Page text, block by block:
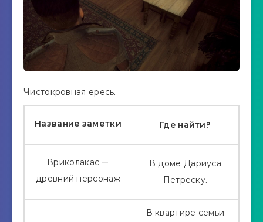
Чистокровная ересь.
Название заметки Где найти?
Вриколакас —
древний персонаж
В доме Дариуса
Петреску.
В квартире семьи